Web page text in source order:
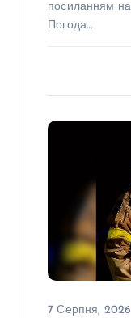
посиланням
Погода…
7 Серпня, 2026